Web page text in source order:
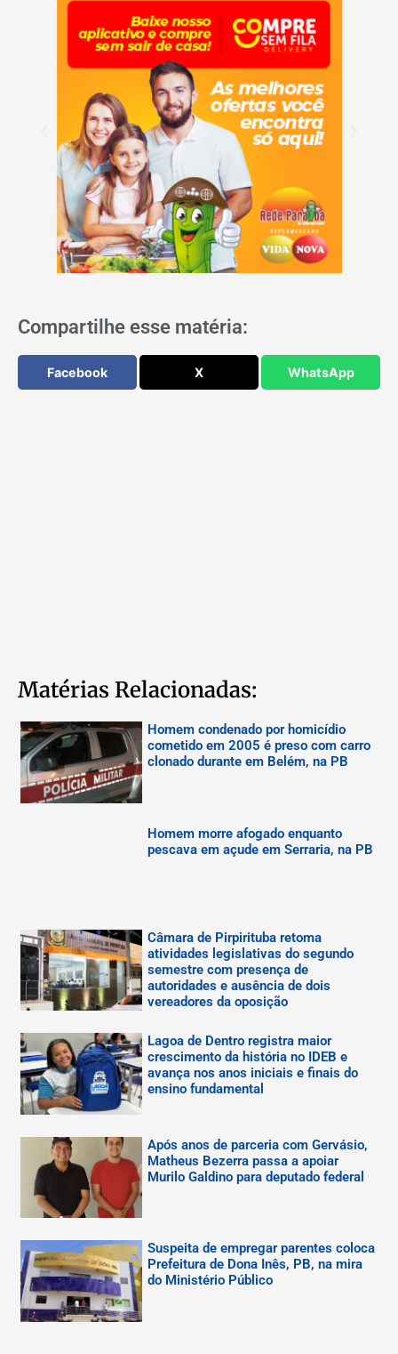
Compartilhe esse matéria:
Facebook X WhatsApp
Matérias Relacionadas:
Homem condenado por homicídio
cometido em 2005 é preso com carro
clonado durante em Belém, na PB
Homem morre afogado enquanto
pescava em açude em Serraria, na PB
Câmara de Pirpirituba retoma
atividades legislativas do segundo
semestre com presença de
autoridades e ausência de dois
vereadores da oposição
Lagoa de Dentro registra maior
crescimento da história no IDEB e
avança nos anos iniciais e finais do
ensino fundamental
Após anos de parceria com Gervásio,
Matheus Bezerra passa a apoiar
Murilo Galdino para deputado federal
Suspeita de empregar parentes coloca
Prefeitura de Dona Inês, PB, na mira
do Ministério Público